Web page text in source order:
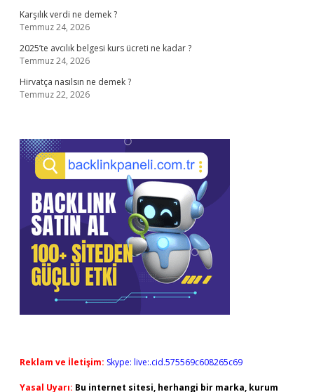
Karşılık verdi ne demek ?
Temmuz 24, 2026
2025’te avcılık belgesi kurs ücreti ne kadar ?
Temmuz 24, 2026
Hirvatça nasılsın ne demek ?
Temmuz 22, 2026
Reklam ve İletişim: Skype: live:.cid.575569c608265c69
Yasal Uyarı: Bu internet sitesi, herhangi bir marka, kurum